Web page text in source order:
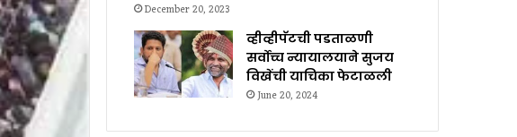
December 20, 2023
व्हीव्हीपॅटची पडताळणी
सर्वोच्च न्यायालयाने सुजय
विखेंची याचिका फेटाळली
June 20, 2024